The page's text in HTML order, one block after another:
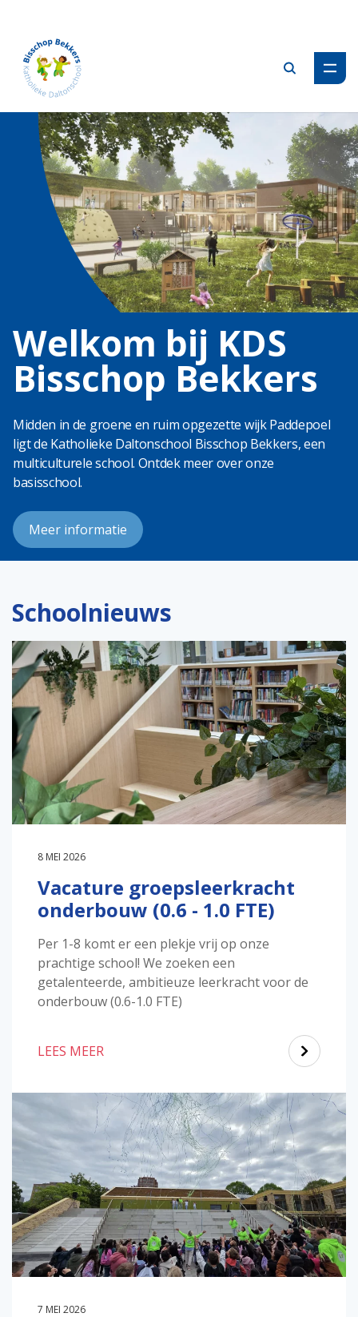
Zoeken
Welkom bij KDS
Bisschop Bekkers
Midden in de groene en ruim opgezette wijk Paddepoel
ligt de Katholieke Daltonschool Bisschop Bekkers, een
multiculturele school. Ontdek meer over onze
basisschool.
Meer informatie
Schoolnieuws
8 MEI 2026
Vacature groepsleerkracht
onderbouw (0.6 - 1.0 FTE)
Per 1-8 komt er een plekje vrij op onze
prachtige school! We zoeken een
getalenteerde, ambitieuze leerkracht voor de
onderbouw (0.6-1.0 FTE)
LEES MEER
7 MEI 2026